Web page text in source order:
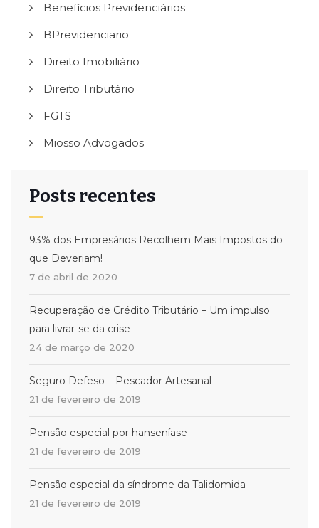
Benefícios Previdenciários
BPrevidenciario
Direito Imobiliário
Direito Tributário
FGTS
Miosso Advogados
Posts recentes
93% dos Empresários Recolhem Mais Impostos do
que Deveriam!
7 de abril de 2020
Recuperação de Crédito Tributário – Um impulso
para livrar-se da crise
24 de março de 2020
Seguro Defeso – Pescador Artesanal
21 de fevereiro de 2019
Pensão especial por hanseníase
21 de fevereiro de 2019
Pensão especial da síndrome da Talidomida
21 de fevereiro de 2019